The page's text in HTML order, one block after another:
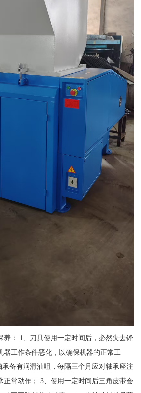
养： 1、刀具使用一定时间后，必然失去锋
器工作条件恶化，以确保机器的正常工
备有润滑油咀，每隔三个月应对轴承座注
正常动作； 3、使用一定时间后三角皮带会